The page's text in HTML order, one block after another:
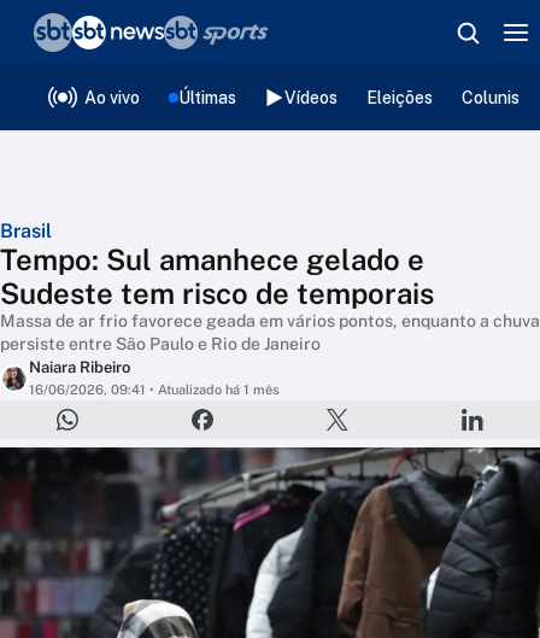
Ao vivo Últimas Vídeos Eleições
Brasil
Tempo: Sul amanhece gelado e
Sudeste tem risco de temporais
Massa de ar frio favorece geada em vários pontos, enquanto a chuva
persiste entre São Paulo e Rio de Janeiro
Naiara Ribeiro
16/06/2026, 09:41 • Atualizado há 1 mês
❮voltar
Editorias